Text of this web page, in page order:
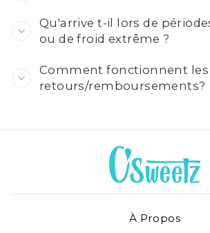
Qu'arrive t-il lors de
ou de froid extrême ?
Comment fonctionnent les
retours/remboursements?
À Propos